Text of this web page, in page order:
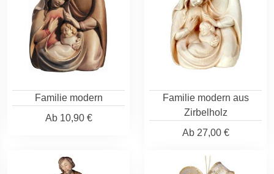
Familie modern
Ab10,90 €
Familie modern aus
Zirbelholz
Ab27,00 €